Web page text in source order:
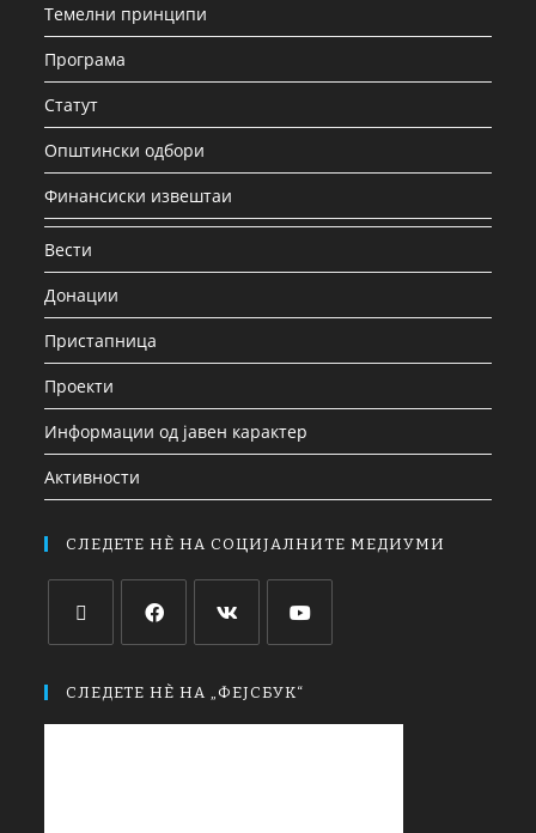
Темелни принципи
Програма
Статут
Општински одбори
Финансиски извештаи
Вести
Донации
Пристапница
Проекти
Информации од јавен карактер
Активности
СЛЕДЕТЕ НЀ НА СОЦИЈАЛНИТЕ МЕДИУМИ
СЛЕДЕТЕ НЀ НА „ФЕЈСБУК“